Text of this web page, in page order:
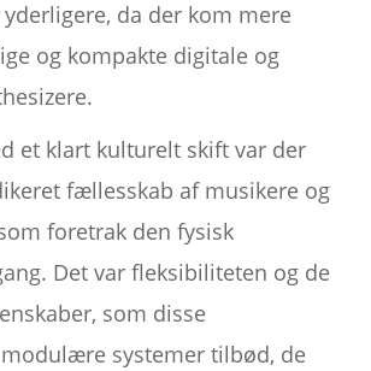
da der kom mere
og kompakte digitale og
et klart kulturelt skift var der
fællesskab af musikere og
foretrak den fysisk
Det var fleksibiliteten og de
som disse
systemer tilbød, de